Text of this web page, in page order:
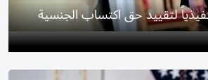
لتقييد حق اكتساب الجنسية